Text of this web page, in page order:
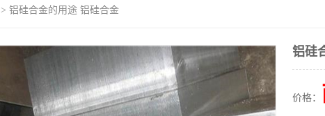
> 铝硅合金的用途 铝硅合金
铝硅
价格：